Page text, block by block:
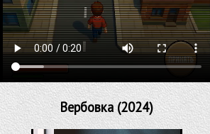
Вербовка (2024)